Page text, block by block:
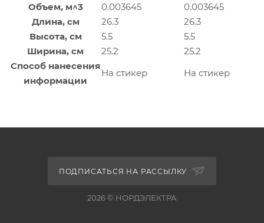
Объем, м^3
0.003645
0.003645
Длина, см
26.3
26.3
Высота, см
5.5
5.5
Ширина, см
25.2
25.2
Способ нанесения
информации
На стикер На стикер
ПОДПИСАТЬСЯ НА РАССЫЛКУ
2026 © НОРДЭЛЕКТРА